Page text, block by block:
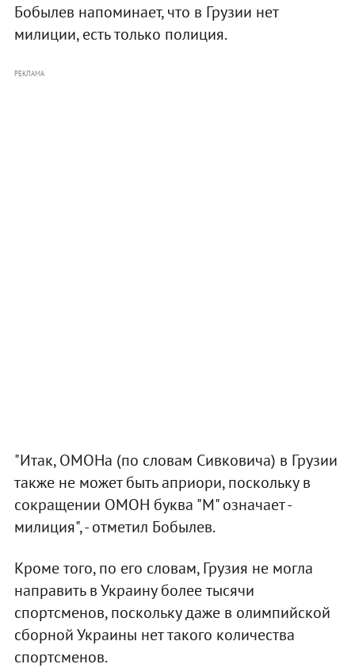
Бобылев напоминает, что в Грузии нет
милиции, есть только полиция.
РЕКЛАМА
"Итак, ОМОНа (по словам Сивковича) в Грузии
также не может быть априори, поскольку в
сокращении ОМОН буква "М" означает -
милиция", - отметил Бобылев.
Кроме того, по его словам, Грузия не могла
направить в Украину более тысячи
спортсменов, поскольку даже в олимпийской
сборной Украины нет такого количества
спортсменов.